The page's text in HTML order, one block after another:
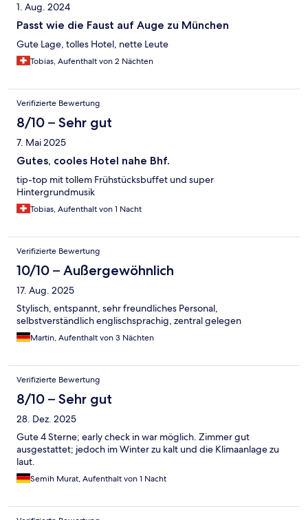
1. Aug. 2024
Passt wie die Faust auf Auge zu München
Gute Lage, tolles Hotel, nette Leute
Tobias, Aufenthalt von 2 Nächten
Verifizierte Bewertung
8/10 – Sehr gut
7. Mai 2025
Gutes, cooles Hotel nahe Bhf.
tip-top mit tollem Frühstücksbuffet und super
Hintergrundmusik
Tobias, Aufenthalt von 1 Nacht
Verifizierte Bewertung
10/10 – Außergewöhnlich
17. Aug. 2025
Stylisch, entspannt, sehr freundliches Personal,
selbstverständlich englischsprachig, zentral gelegen
Martin, Aufenthalt von 3 Nächten
Verifizierte Bewertung
8/10 – Sehr gut
28. Dez. 2025
Gute 4 Sterne; early check in war möglich. Zimmer gut
ausgestattet; jedoch im Winter zu kalt und die Klimaanlage zu
laut.
Semih Murat, Aufenthalt von 1 Nacht